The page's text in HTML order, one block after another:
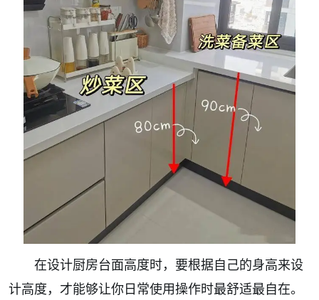
在设计厨房台面高度时，要根据自己的身高来设
计高度，才能够让你日常使用操作时最舒适最自在。